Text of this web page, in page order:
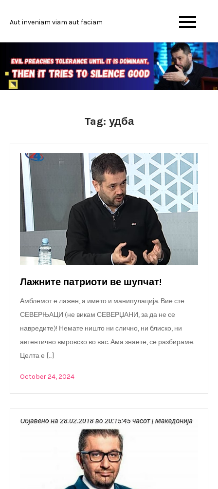
Aut inveniam viam aut faciam
Tag: удба
Лажните патриоти ве шупчат!
Амблемот е лажен, а името и манипулација. Вие сте
СЕВЕРЊАЦИ (не викам СЕВЕРЏАНИ, за да не се
навредите)! Немате ништо ни слично, ни блиско, ни
автентично вмровско во вас. Ама знаете, се разбираме.
Целта е […]
October 24, 2024